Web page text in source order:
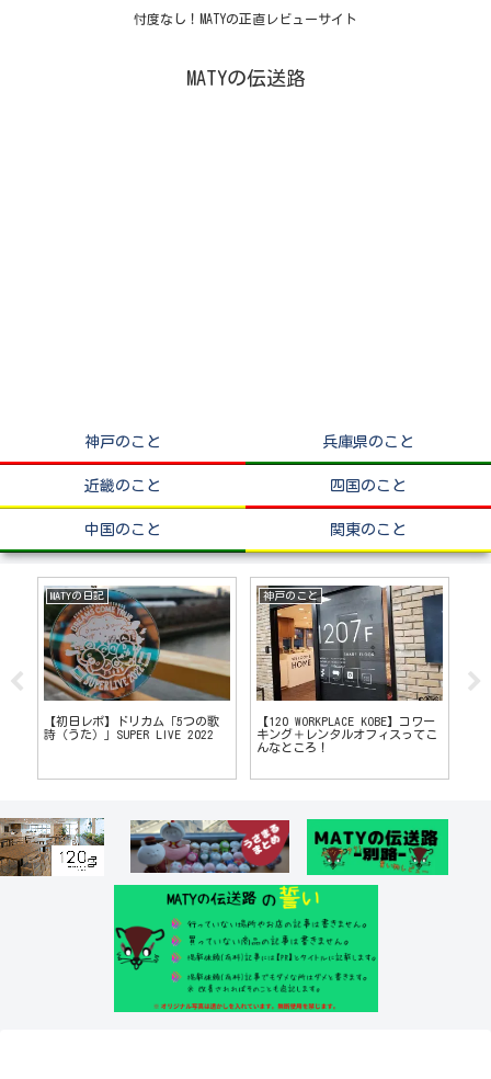
忖度なし！MATYの正直レビューサイト
MATYの伝送路
神戸のこと 兵庫県のこと
近畿のこと 四国のこと
中国のこと 関東のこと
近畿のこと
市役所に近い「ホテル グラン・
エムズ京都」
兵庫県のこと
尼崎のどろどろ極濃厚白湯「らー
めんStand R&R」